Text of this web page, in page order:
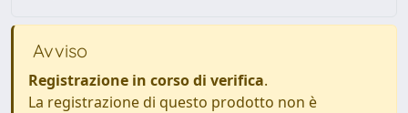
Avviso
Registrazione in corso di verifica.
La registrazione di questo prodotto non è